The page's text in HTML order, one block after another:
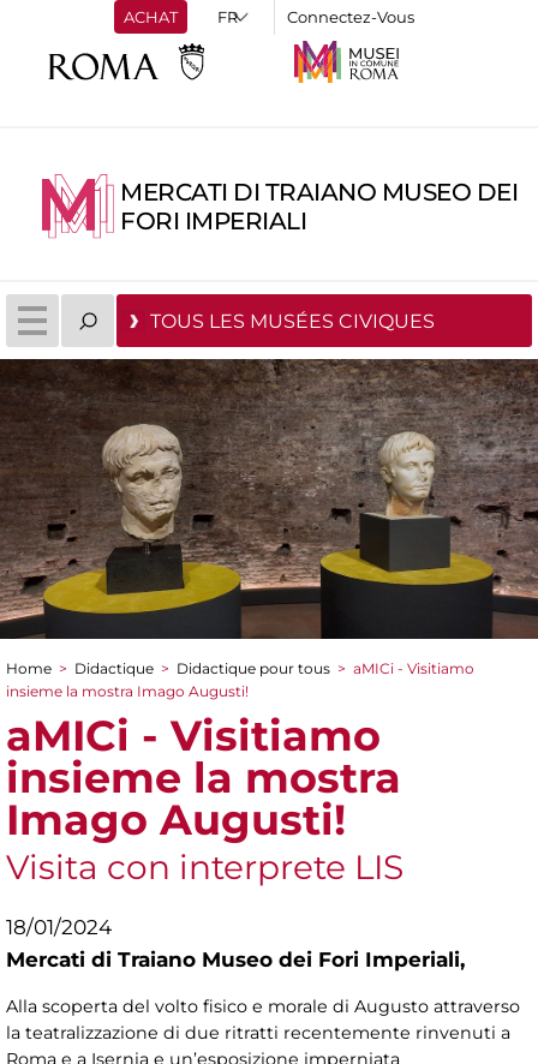
ACHAT Connectez-Vous
MERCATI DI TRAIANO MUSEO DEI
FORI IMPERIALI
TOUS LES MUSÉES CIVIQUES
You are here
Home > Didactique > Didactique pour tous > aMICi - Visitiamo
insieme la mostra Imago Augusti!
aMICi - Visitiamo
insieme la mostra
Imago Augusti!
Visita con interprete LIS
18/01/2024
Mercati di Traiano Museo dei Fori Imperiali,
Alla scoperta del volto fisico e morale di Augusto attraverso
la teatralizzazione di due ritratti recentemente rinvenuti a
Roma e a Isernia e un’esposizione imperniata